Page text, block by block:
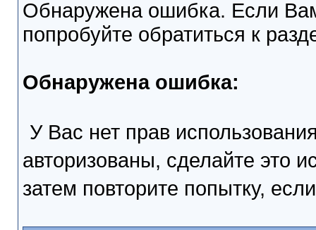
Обнаружена ошибка. Если
попробуйте обратиться к
Обнаружена ошибка:
У Вас нет прав
авторизованы, сделайте это
затем повторите попытку,